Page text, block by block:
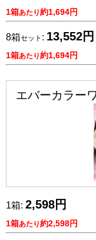
1箱あたり約1,694円
8箱セット : 13,552円
1箱あたり約1,694円
エバーカラー
1箱: 2,598円
1箱あたり約2,598円